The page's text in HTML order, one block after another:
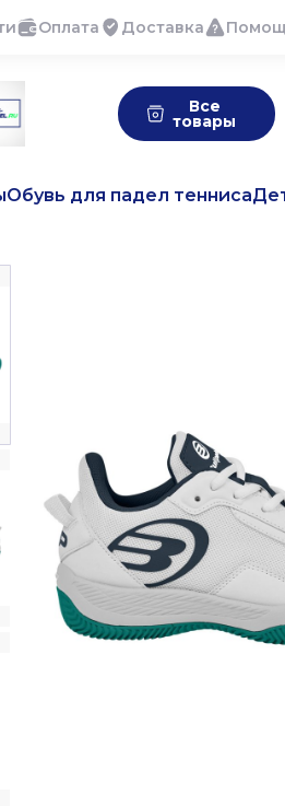
Оплата Доставка
Все
товары
Обувь для падел тенниса